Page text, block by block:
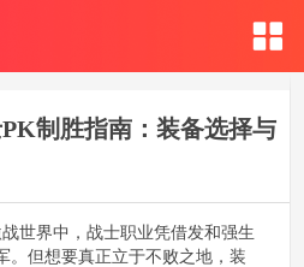
制胜指南：装备选择与
战世界中，战士职业凭借发和强生
。但想要真正立于不败之地，装